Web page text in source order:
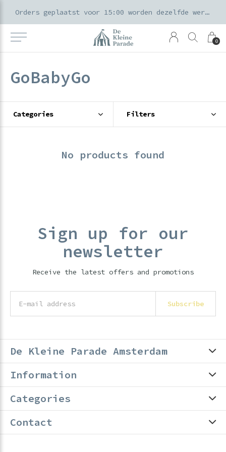
0
Orders geplaatst voor 15:00 worden dezelfde werkdag verzonden
GoBabyGo
Categories Filters
No products found
Sign up for our
newsletter
Receive the latest offers and promotions
Subscribe
De Kleine Parade Amsterdam
Information
Categories
Contact